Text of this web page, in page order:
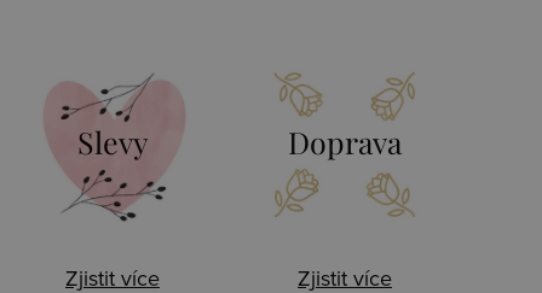
Slevy
Zjistit více
Doprava
Zjistit více